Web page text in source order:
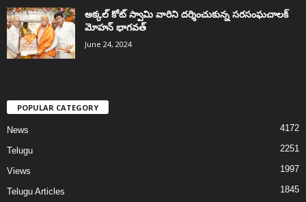
అక్కల్‌ కోట్‌ స్వామి వారిని దర్శించుకున్న సరసంఘచాలక్
మోహన్ భాగవత్
June 24, 2024
POPULAR CATEGORY
News 4172
Telugu 2251
Views 1997
Telugu Articles 1845